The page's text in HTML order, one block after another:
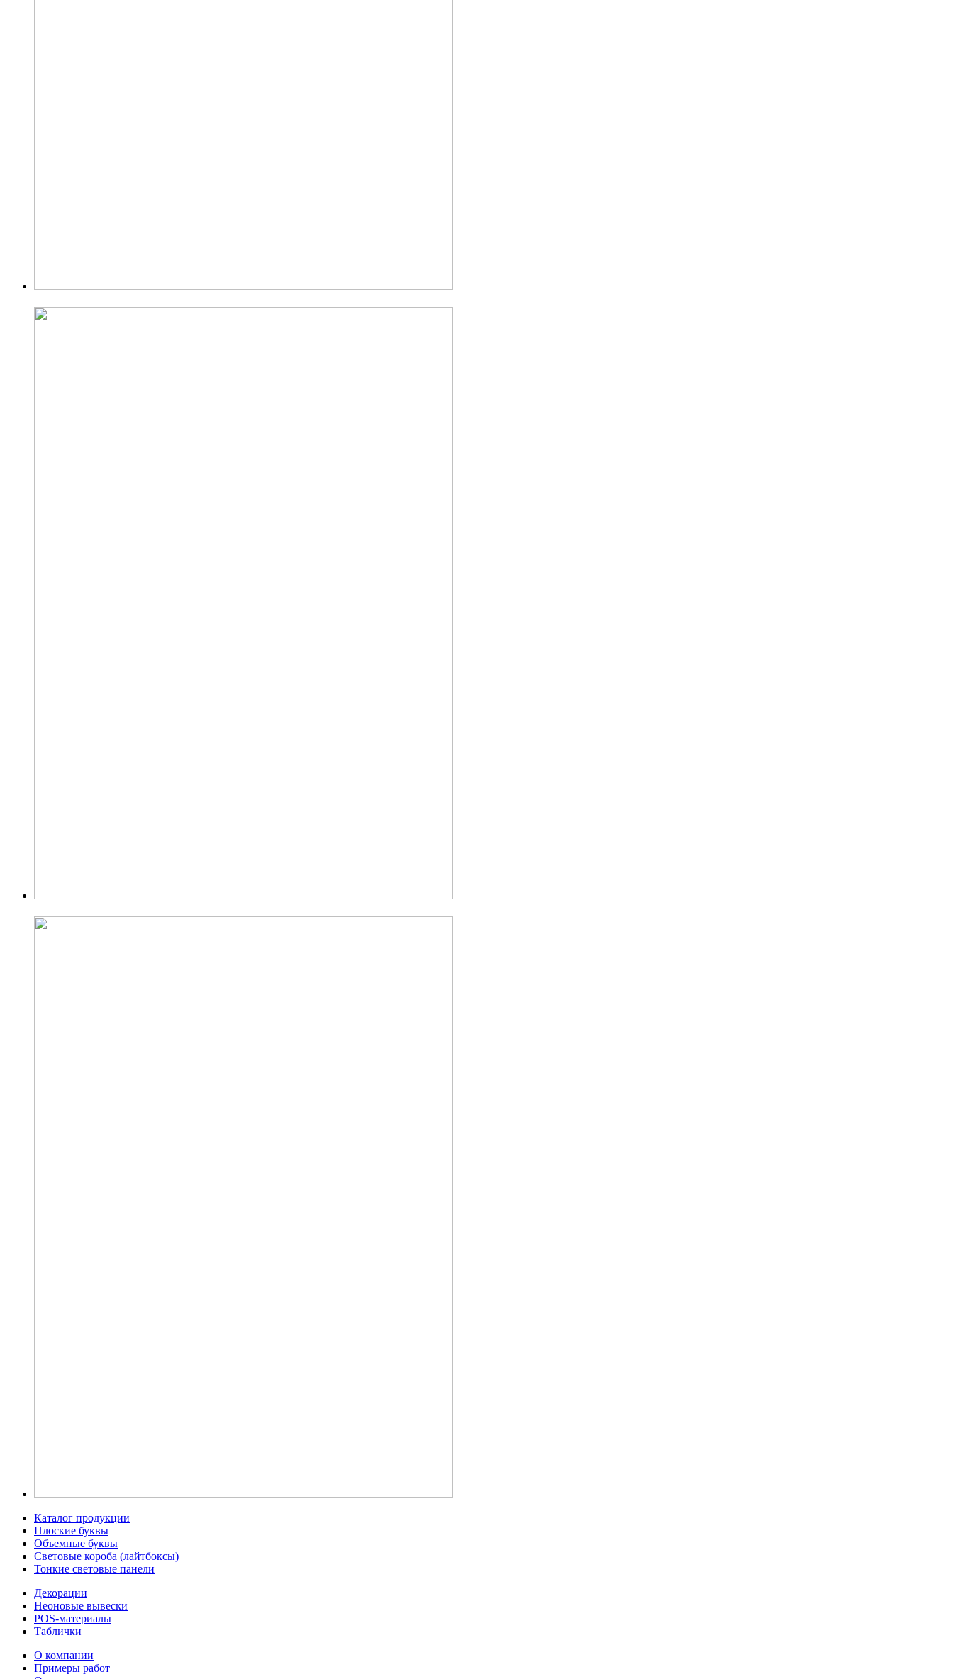
Каталог продукции
Плоские буквы
Объемные буквы
Световые короба (лайтбоксы)
Тонкие световые панели
Декорации
Неоновые вывески
POS-материалы
Таблички
О компании
Примеры работ